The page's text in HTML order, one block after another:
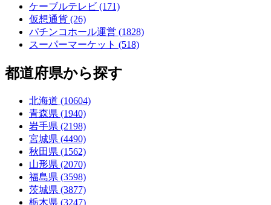
ケーブルテレビ (171)
仮想通貨 (26)
パチンコホール運営 (1828)
スーパーマーケット (518)
都道府県から探す
北海道 (10604)
青森県 (1940)
岩手県 (2198)
宮城県 (4490)
秋田県 (1562)
山形県 (2070)
福島県 (3598)
茨城県 (3877)
栃木県 (3247)